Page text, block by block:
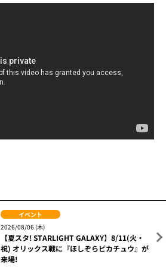
イベント
2026/08/06 (木)
【夏スタ! STARLIGHT GALAXY】8/11(火・
祝) オリックス戦に『ほしぞらピカチュウ』が
来場!